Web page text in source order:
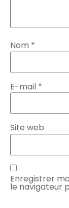
Nom *
E-mail *
Site web
Enregistrer
le navigateur